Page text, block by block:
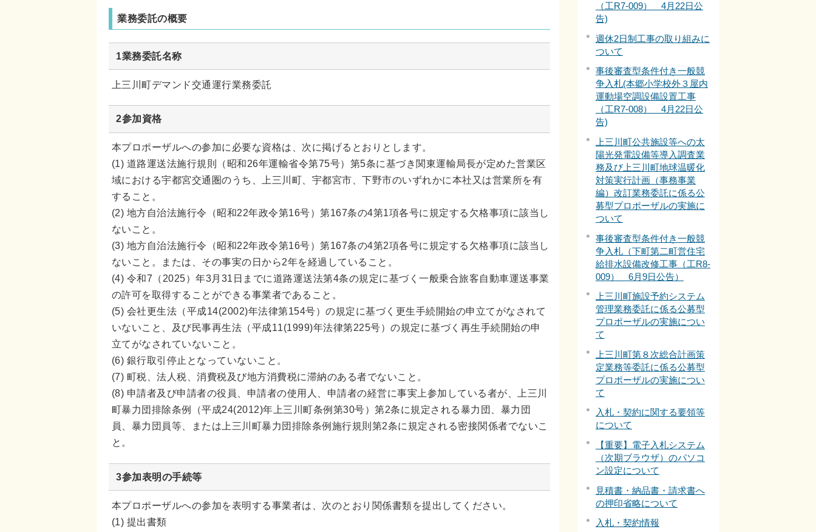
業務委託の概要
1業務委託名称
上三川町デマンド交通運行業務委託
2参加資格
本プロポーザルへの参加に必要な資格は、次に掲げるとおりとします。
(1) 道路運送法施行規則（昭和26年運輸省令第75号）第5条に基づき関東運輸局長が定めた営業区
域における宇都宮交通圏のうち、上三川町、宇都宮市、下野市のいずれかに本社又は営業所を有
すること。
(2) 地方自治法施行令（昭和22年政令第16号）第167条の4第1項各号に規定する欠格事項に該当し
ないこと。
(3) 地方自治法施行令（昭和22年政令第16号）第167条の4第2項各号に規定する欠格事項に該当し
ないこと。または、その事実の日から2年を経過していること。
(4) 令和7（2025）年3月31日までに道路運送法第4条の規定に基づく一般乗合旅客自動車運送事業
の許可を取得することができる事業者であること。
(5) 会社更生法（平成14(2002)年法律第154号）の規定に基づく更生手続開始の申立てがなされて
いないこと、及び民事再生法（平成11(1999)年法律第225号）の規定に基づく再生手続開始の申
立てがなされていないこと。
(6) 銀行取引停止となっていないこと。
(7) 町税、法人税、消費税及び地方消費税に滞納のある者でないこと。
(8) 申請者及び申請者の役員、申請者の使用人、申請者の経営に事実上参加している者が、上三川
町暴力団排除条例（平成24(2012)年上三川町条例第30号）第2条に規定される暴力団、暴力団
員、暴力団員等、または上三川町暴力団排除条例施行規則第2条に規定される密接関係者でないこ
と。
3参加表明の手続等
本プロポーザルへの参加を表明する事業者は、次のとおり関係書類を提出してください。
(1) 提出書類
（工R7-009） 4月22日公
告)
週休2日制工事の取り組みに
ついて
事後審査型条件付き一般競
争入札(本郷小学校外３屋内
運動場空調設備設置工事
（工R7-008） 4月22日公
告)
上三川町公共施設等への太
陽光発電設備等導入調査業
務及び上三川町地球温暖化
対策実行計画（事務事業
編）改訂業務委託に係る公
募型プロポーザルの実施に
ついて
事後審査型条件付き一般競
争入札（下町第二町営住宅
給排水設備改修工事（工R8-
009） 6月9日公告）
上三川町施設予約システム
管理業務委託に係る公募型
プロポーザルの実施につい
て
上三川町第８次総合計画策
定業務等委託に係る公募型
プロポーザルの実施につい
て
入札・契約に関する要領等
について
【重要】電子入札システム
（次期ブラウザ）のパソコ
ン設定について
見積書・納品書・請求書へ
の押印省略について
入札・契約情報